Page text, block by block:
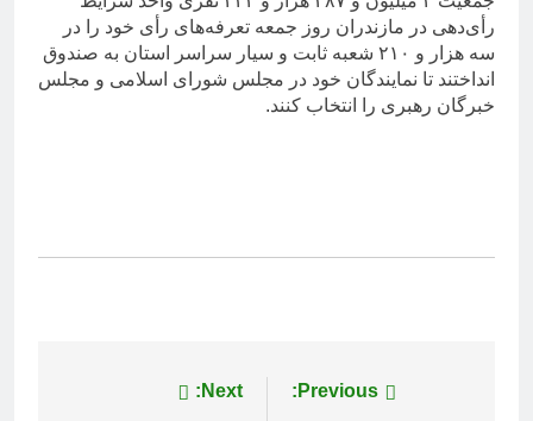
رأی‌دهی در مازندران روز جمعه تعرفه‌های رأی خود را در
سه هزار و ۲۱۰ شعبه ثابت و سیار سراسر استان به صندوق
انداختند تا نمایندگان خود در مجلس شورای اسلامی و مجلس
خبرگان رهبری را انتخاب کنند.
راهبری Previous:
Next: